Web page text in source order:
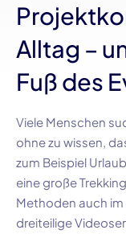
Alltag –
Fuß des
Viele Menschen
ohne zu wissen,
zum Beispiel
eine große
Methoden auch
dreiteilige